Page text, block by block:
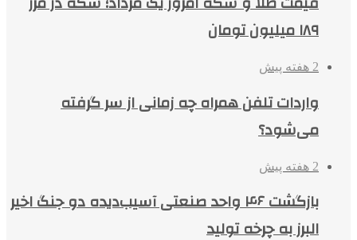
۱۸۹ میلیون تومان
2 هفته پیش
واردات تلفن همراه چه زمانی از سر گرفته
می‌شود؟
2 هفته پیش
بازگشت ۴۶ واحد صنعتی آسیب‌دیده دو جنگ اخیر
البرز به چرخه تولید